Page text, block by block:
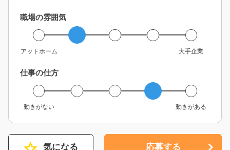
職場の雰囲気
アットホーム 大手企業
仕事の仕方
動きがない 動きがある
気になる 応募する